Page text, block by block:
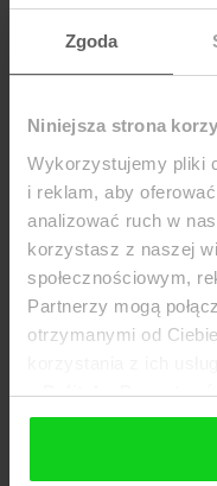
Zgoda
Niniejsza strona
Wykorzystujemy pliki
i reklam, aby
analizować ruch w
korzystasz z naszej
społecznościowym,
Partnerzy mogą
otrzymanymi od
zPolityką
Waga
brutto: 5